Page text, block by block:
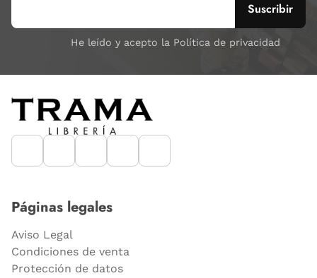
He leído y acepto la Política de privacidad
Páginas legales
Aviso Legal
Condiciones de venta
Protección de datos